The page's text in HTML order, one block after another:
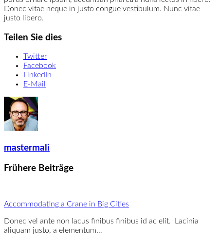
Donec vitae neque in justo congue vestibulum. Nunc vitae
justo libero.
Teilen Sie dies
Twitter
Facebook
LinkedIn
E-Mail
mastermali
Frühere Beiträge
Accommodating a Crane in Big Cities
Donec vel ante non lacus finibus finibus id ac elit. Lacinia
aliquam justo, a elementum…